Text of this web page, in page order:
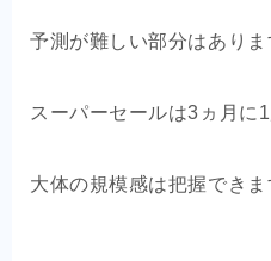
予測が難しい部分はありま
スーパーセールは3ヵ月に
大体の規模感は把握できま